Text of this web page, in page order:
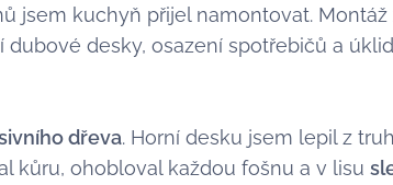
jsem kuchyň přijel namontovat. Montáž
desky, osazení spotřebičů a
dřeva. Horní desku jsem lepil z
kůru, ohobloval každou fošnu a v lisu